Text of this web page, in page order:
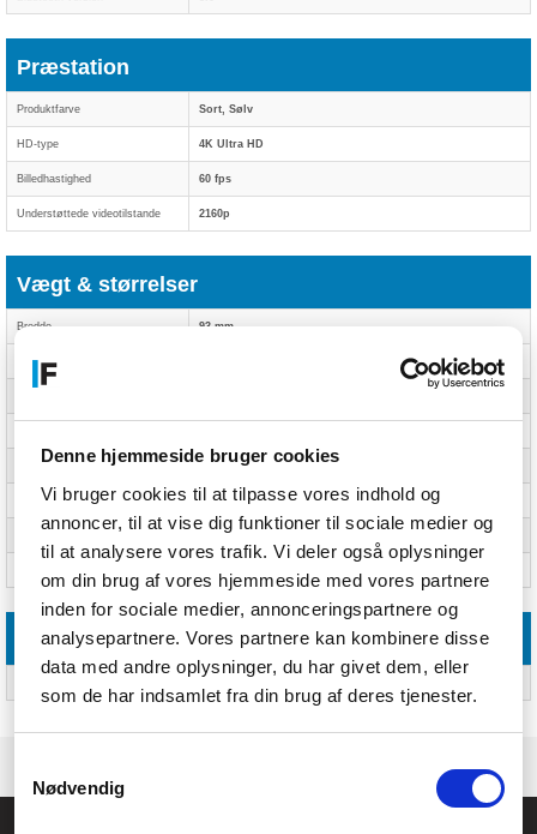
Denne hjemmeside bruger cookies
Vi bruger cookies til at tilpasse vores indhold og
annoncer, til at vise dig funktioner til sociale medier og
til at analysere vores trafik. Vi deler også oplysninger
om din brug af vores hjemmeside med vores partnere
inden for sociale medier, annonceringspartnere og
analysepartnere. Vores partnere kan kombinere disse
data med andre oplysninger, du har givet dem, eller
som de har indsamlet fra din brug af deres tjenester.
Nødvendig
Præstation
Produktfarve Sort, Sølv
HD-type 4K Ultra HD
Billedhastighed 60 fps
Understøttede videotilstande 2160p
Vægt & størrelser
Bredde 93 mm
Dybde
Pakkebredde 109 mm
Pakkedybde 147 mm
78 mm
Emballage indhold